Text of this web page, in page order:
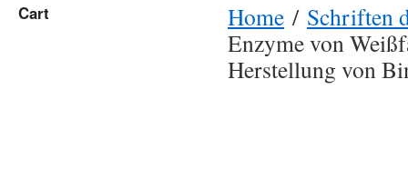
Home / Schriften
Enzyme von
Herstellung von
Cart